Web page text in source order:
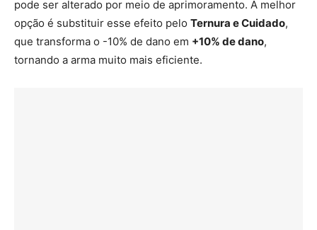
pode ser alterado por meio de aprimoramento. A melhor
opção é substituir esse efeito pelo Ternura e Cuidado,
que transforma o -10% de dano em +10% de dano,
tornando a arma muito mais eficiente.